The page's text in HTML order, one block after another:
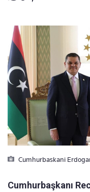
Cumhurbaskani
Cumhurbaşkanı